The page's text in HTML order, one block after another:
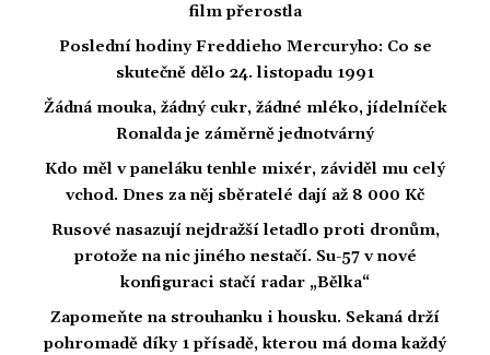
film přerostla
Poslední hodiny Freddieho Mercuryho: Co se
skutečně dělo 24. listopadu 1991
Žádná mouka, žádný cukr, žádné mléko, jídelníček
Ronalda je záměrně jednotvárný
Kdo měl v paneláku tenhle mixér, záviděl mu celý
vchod. Dnes za něj sběratelé dají až 8 000 Kč
Rusové nasazují nejdražší letadlo proti dronům,
protože na nic jiného nestačí. Su-57 v nové
konfiguraci stačí radar „Bělka“
Zapomeňte na strouhanku i housku. Sekaná drží
pohromadě díky 1 přísadě, kterou má doma každý